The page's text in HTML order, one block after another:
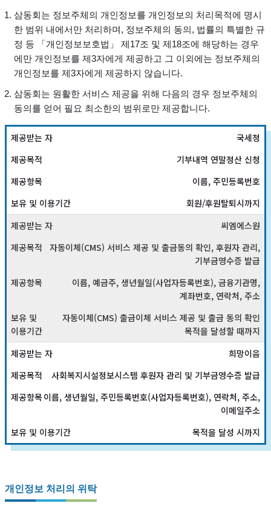
삼동회는 정보주체의 개인정보를 개인정보의 처리목적에 명시
한 범위 내에서만 처리하며, 정보주체의 동의, 법률의 특별한 규
정 등 「개인정보보호법」 제17조 및 제18조에 해당하는 경우
에만 개인정보를 제3자에게 제공하고 그 이외에는 정보주체의
개인정보를 제3자에게 제공하지 않습니다.
삼동회는 원활한 서비스 제공을 위해 다음의 경우 정보주체의
동의를 얻어 필요 최소한의 범위로만 제공합니다.
국세청
기부내역 연말정산 신청
이름, 주민등록번호
회원/후원탈퇴시까지
씨엠에스원
자동이체(CMS) 서비스 제공 및 출금동의 확인, 후원자 관리,
기부금영수증 발급
이름, 예금주, 생년월일(사업자등록번호), 금융기관명,
계좌번호, 연락처, 주소
자동이체(CMS) 출금이체 서비스 제공 및 출금 동의 확인
목적을 달성할 때까지
희망이음
사회복지시설정보시스템 후원자 관리 및 기부금영수증 발급
이름, 생년월일, 주민등록번호(사업자등록번호), 연락처, 주소,
이메일주소
목적을 달성 시까지
개인정보 처리의 위탁